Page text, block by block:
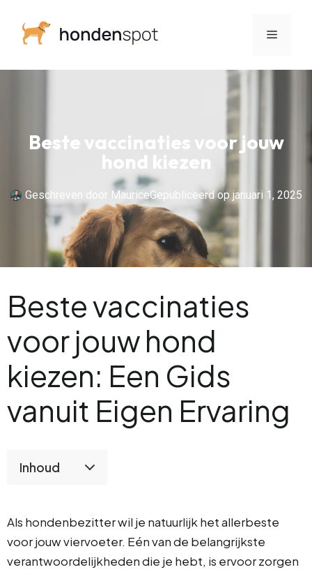
Beste vaccinaties voor jouw
hond kiezen
Geschreven door MauriceGepubliceerd op januari 1, 2025
Beste vaccinaties
voor jouw hond
kiezen: Een Gids
vanuit Eigen Ervaring
Inhoud
Als hondenbezitter wil je natuurlijk het allerbeste
voor jouw viervoeter. Eén van de belangrijkste
verantwoordelijkheden die je hebt, is ervoor zorgen